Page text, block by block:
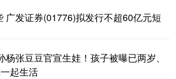
广发证券(01776)拟发行不超60亿元短
张豆豆官宣生娃！孩子被曝已两岁、
起生活